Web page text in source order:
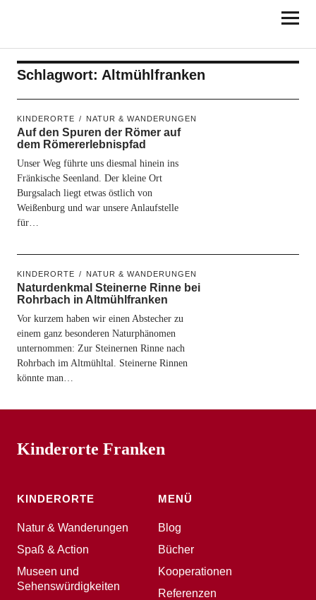
Schlagwort: Altmühlfranken
KINDERORTE NATUR & WANDERUNGEN
Auf den Spuren der Römer auf
dem Römererlebnispfad
Unser Weg führte uns diesmal hinein ins
Fränkische Seenland. Der kleine Ort
Burgsalach liegt etwas östlich von
Weißenburg und war unsere Anlaufstelle
für…
KINDERORTE NATUR & WANDERUNGEN
Naturdenkmal Steinerne Rinne bei
Rohrbach in Altmühlfranken
Vor kurzem haben wir einen Abstecher zu
einem ganz besonderen Naturphänomen
unternommen: Zur Steinernen Rinne nach
Rohrbach im Altmühltal. Steinerne Rinnen
könnte man…
Kinderorte Franken
KINDERORTE
Natur & Wanderungen
Spaß & Action
Museen und
Sehenswürdigkeiten
MENÜ
Blog
Bücher
Kooperationen
Referenzen